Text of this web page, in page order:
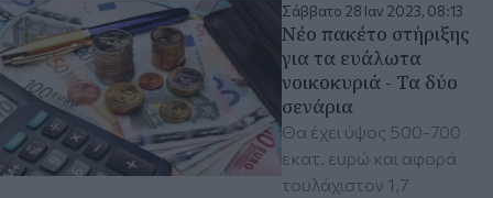
Σάββατο 28 Ιαν 2023, 08:13
Νέο πακέτο στήριξης
για τα ευάλωτα
νοικοκυριά - Τα δύο
σενάρια
Θα έχει ύψος 500-700
εκατ. ευρώ και αφορά
τουλάχιστον 1,7